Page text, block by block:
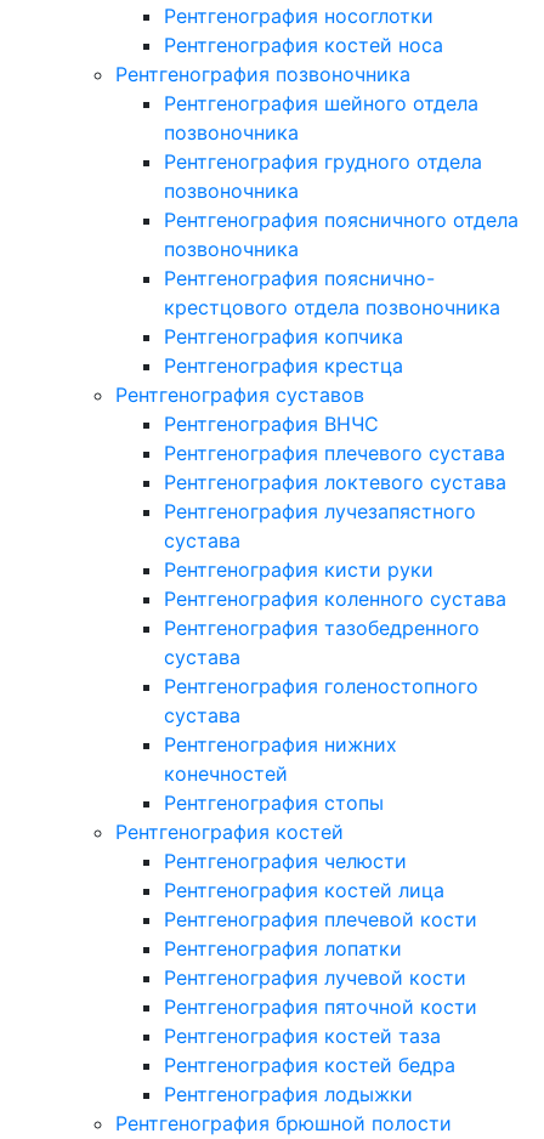
Рентгенография носоглотки
Рентгенография костей носа
Рентгенография позвоночника
Рентгенография шейного отдела
позвоночника
Рентгенография грудного отдела
позвоночника
Рентгенография поясничного отдела
позвоночника
Рентгенография пояснично-
крестцового отдела позвоночника
Рентгенография копчика
Рентгенография крестца
Рентгенография суставов
Рентгенография ВНЧС
Рентгенография плечевого сустава
Рентгенография локтевого сустава
Рентгенография лучезапястного
сустава
Рентгенография кисти руки
Рентгенография коленного сустава
Рентгенография тазобедренного
сустава
Рентгенография голеностопного
сустава
Рентгенография нижних
конечностей
Рентгенография стопы
Рентгенография костей
Рентгенография челюсти
Рентгенография костей лица
Рентгенография плечевой кости
Рентгенография лопатки
Рентгенография лучевой кости
Рентгенография пяточной кости
Рентгенография костей таза
Рентгенография костей бедра
Рентгенография лодыжки
Рентгенография брюшной полости